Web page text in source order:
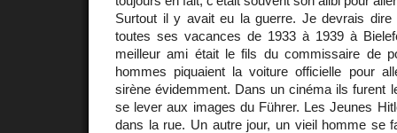
Surtout il y avait eu la guerre. Je devrais
toutes ses vacances de 1933 à 1939 à
meilleur ami était le fils du commissaire de
hommes piquaient la voiture officielle pour
sirène évidemment. Dans un cinéma ils furent
se lever aux images du Führer. Les Jeunes
dans la rue. Un autre jour, un vieil homme se